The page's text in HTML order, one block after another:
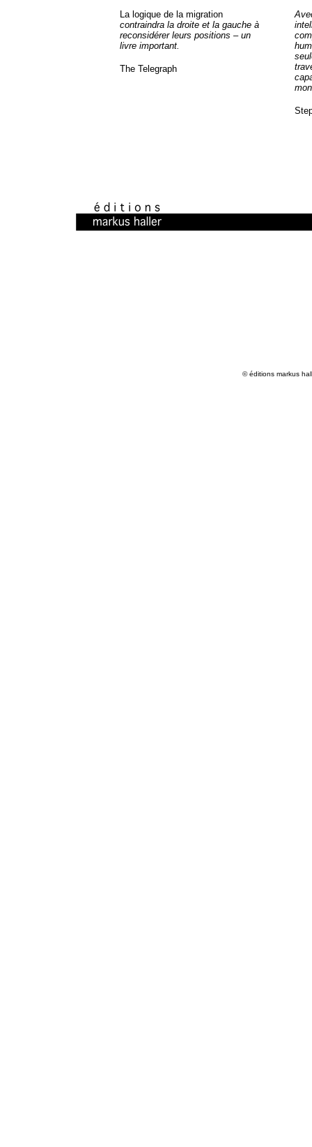
La logique de la migration
contraindra la droite et la gauche à
reconsidérer leurs positions – un
livre important.
The Telegraph
© éditions markus